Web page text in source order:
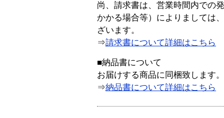
尚、請求書は、営業時間内での
かかる場合等）によりましては
ざいます。
⇒請求書について詳細はこちら
■納品書について
お届けする商品に同梱致します。
⇒納品書について詳細はこちら